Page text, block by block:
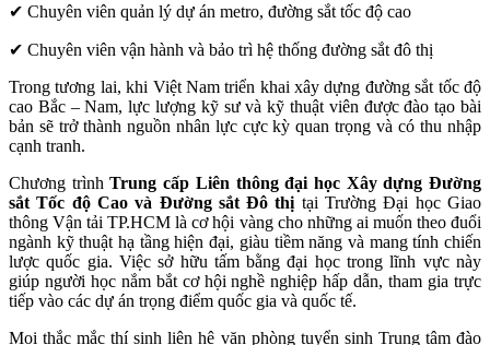
✔ Chuyên viên quản lý dự án metro, đường sắt tốc độ cao
✔ Chuyên viên vận hành và bảo trì hệ thống đường sắt đô thị
Trong tương lai, khi Việt Nam triển khai xây dựng đường sắt tốc độ
cao Bắc – Nam, lực lượng kỹ sư và kỹ thuật viên được đào tạo bài
bản sẽ trở thành nguồn nhân lực cực kỳ quan trọng và có thu nhập
cạnh tranh.
Chương trìnhTrung cấp Liên thông đại học Xây dựng Đường
sắt Tốc độ Cao và Đường sắt Đô thị tại Trường Đại học Giao
thông Vận tải TP.HCM là cơ hội vàng cho những ai muốn theo đuổi
ngành kỹ thuật hạ tầng hiện đại, giàu tiềm năng và mang tính chiến
lược quốc gia. Việc sở hữu tấm bằng đại học trong lĩnh vực này
giúp người học nắm bắt cơ hội nghề nghiệp hấp dẫn, tham gia trực
tiếp vào các dự án trọng điểm quốc gia và quốc tế.
Mọi thắc mắc thí sinh liên hệ văn phòng tuyển sinh Trung tâm đào